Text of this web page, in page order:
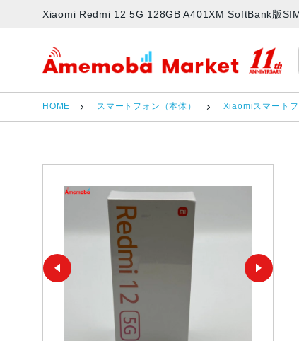
Xiaomi Redmi 12 5G 128GB A401XM SoftBank版
アメモバマーケット
HOME スマートフォン（本体） Xiaomiスマートフ